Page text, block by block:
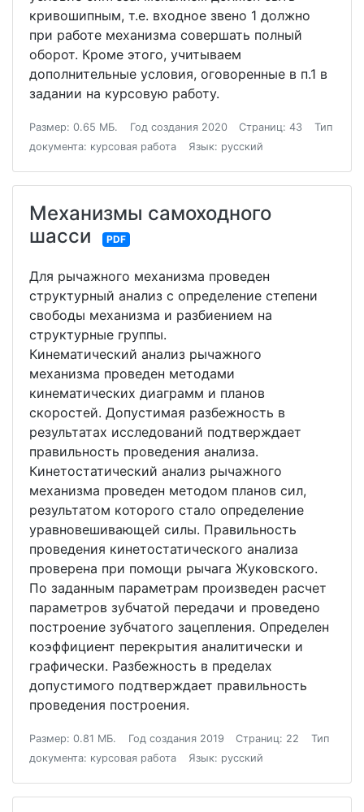
кривошипным, т.е. входное звено 1 должно
при работе механизма совершать полный
оборот. Кроме этого, учитываем
дополнительные условия, оговоренные в п.1 в
задании на курсовую работу.
Размер: 0.65 МБ. Год создания 2020 Страниц: 43
Тип
документа: курсовая работа
Язык: русский
Механизмы самоходного
шасси
PDF
Для рычажного механизма проведен
структурный анализ с определение степени
свободы механизма и разбиением на
структурные группы.
Кинематический анализ рычажного
механизма проведен методами
кинематических диаграмм и планов
скоростей. Допустимая разбежность в
результатах исследований подтверждает
правильность проведения анализа.
Кинетостатический анализ рычажного
механизма проведен методом планов сил,
результатом которого стало определение
уравновешивающей силы. Правильность
проведения кинетостатического анализа
проверена при помощи рычага Жуковского.
По заданным параметрам произведен расчет
параметров зубчатой передачи и проведено
построение зубчатого зацепления. Определен
коэффициент перекрытия аналитически и
графически. Разбежность в пределах
допустимого подтверждает правильность
проведения построения.
Размер: 0.81 МБ. Год создания 2019 Страниц: 22
Тип
документа: курсовая работа
Язык: русский